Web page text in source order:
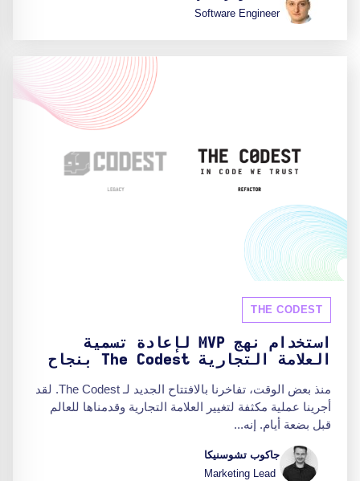
Software Engineer
THE CODEST
استخدام نهج MVP لإعادة تسمية
العلامة التجارية The Codest بنجاح
منذ بعض الوقت، تفاخرنا بالافتتاح الجديد لـ The Codest. لقد
أجرينا عملية مكثفة لتغيير العلامة التجارية وقدمناها للعالم
قبل بضعة أيام. إنه...
جاكوب تشوسنيكا
Marketing Lead